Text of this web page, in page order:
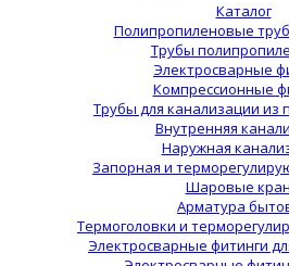
Каталог
Полипропиленовые
Трубы
Электросварные
Компрессионные
Трубы для канализации из
Внутренняя
Наружная
Запорная и
Шаровые
Арматура
Термоголовки и
Электросварные фитинги